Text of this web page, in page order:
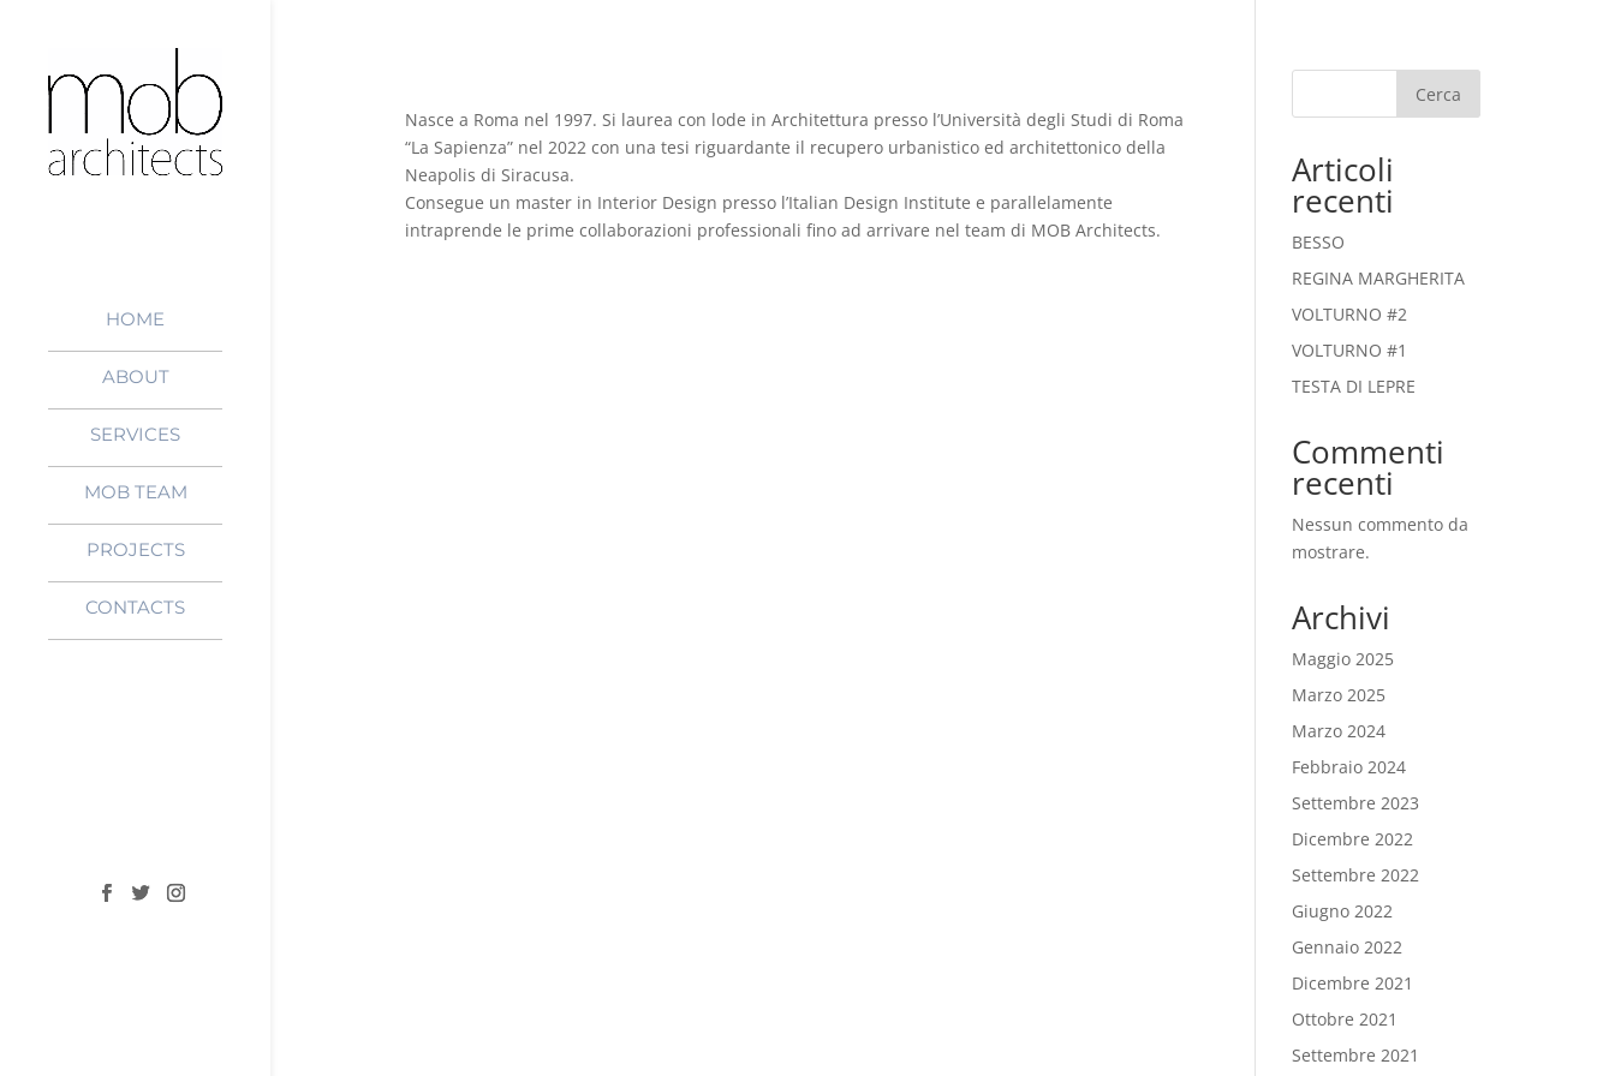
HOME
ABOUT
SERVICES
MOB TEAM
PROJECTS
CONTACTS
Nasce a Roma nel 1997. Si laurea con lode in Architettura presso l’Università degli Studi di Roma
“La Sapienza” nel 2022 con una tesi riguardante il recupero urbanistico ed architettonico della
Neapolis di Siracusa.
Consegue un master in Interior Design presso l’Italian Design Institute e parallelamente
intraprende le prime collaborazioni professionali fino ad arrivare nel team di MOB Architects.
Cerca
Articoli
recenti
BESSO
REGINA MARGHERITA
VOLTURNO #2
VOLTURNO #1
TESTA DI LEPRE
Commenti
recenti
Nessun commento da
mostrare.
Archivi
Maggio 2025
Marzo 2025
Marzo 2024
Febbraio 2024
Settembre 2023
Dicembre 2022
Settembre 2022
Giugno 2022
Gennaio 2022
Dicembre 2021
Ottobre 2021
Settembre 2021